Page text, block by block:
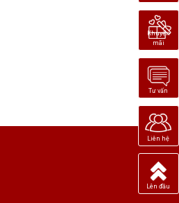
Khuyến
mãi
Tư vấn
Liên hệ
Lên đầu